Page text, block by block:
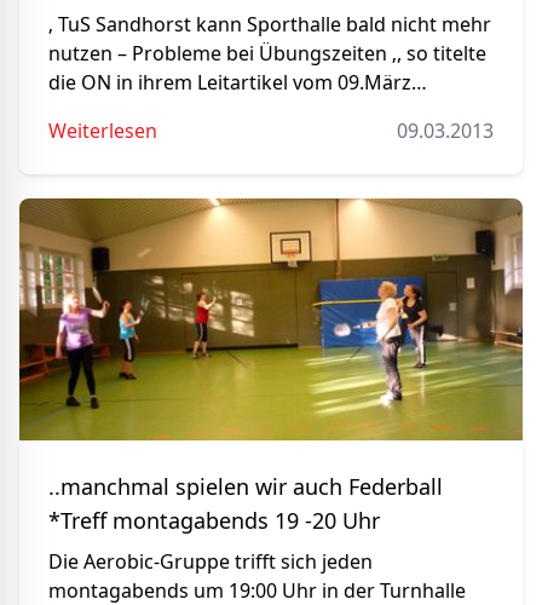
‚ TuS Sandhorst kann Sporthalle bald nicht mehr
nutzen – Probleme bei Übungszeiten ‚, so titelte
die ON in ihrem Leitartikel vom 09.März…
Weiterlesen
09.03.2013
..manchmal spielen wir auch Federball
*Treff montagabends 19 -20 Uhr
Die Aerobic-Gruppe trifft sich jeden
montagabends um 19:00 Uhr in der Turnhalle